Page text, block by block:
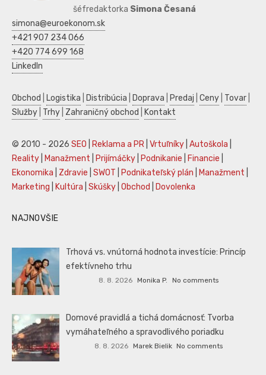
šéfredaktorka Simona Česaná
simona@euroekonom.sk
+421 907 234 066
+420 774 699 168
LinkedIn
Obchod Logistika Distribúcia Doprava Predaj Ceny Tovar
Služby Trhy Zahraničný obchod Kontakt
© 2010 - 2026 SEO Reklama a PR Vrtuľníky Autoškola
Reality
Manažment Prijímáčky Podnikanie Financie
Ekonomika
Zdravie SWOT Podnikateľský plán Manažment
Marketing
Kultúra Skúšky Obchod Dovolenka
NAJNOVŠIE
Trhová vs. vnútorná hodnota investície: Princíp
efektívneho trhu
8. 8. 2026 Monika P. No comments
Domové pravidlá a tichá domácnosť: Tvorba
vymáhateľného a spravodlivého poriadku
8. 8. 2026 Marek Bielik No comments